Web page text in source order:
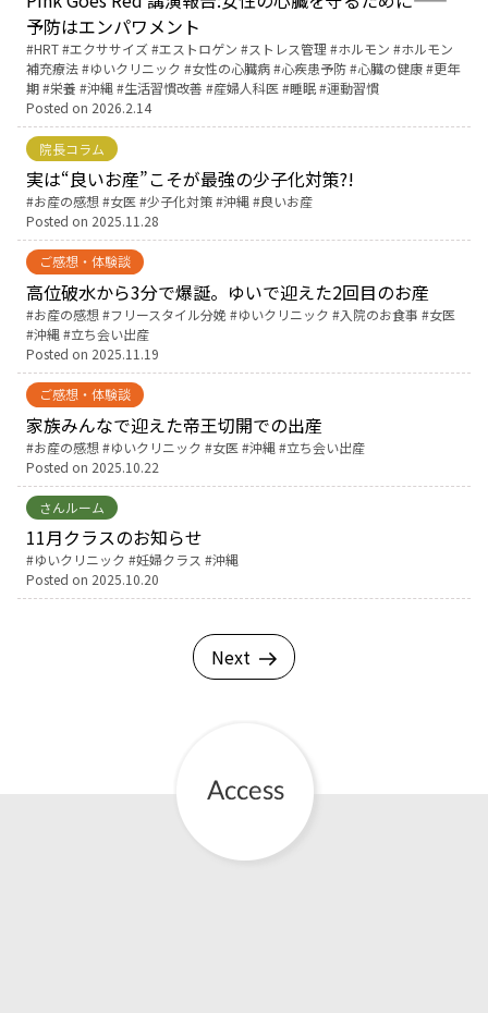
予防はエンパワメント
Tags:
HRT エクササイズ エストロゲン ストレス管理 ホルモン
ホルモン
補充療法
ゆいクリニック 女性の心臓病 心疾患予防 心臓の健康
更年
期
栄養 沖縄 生活習慣改善 産婦人科医 睡眠 運動習慣
Posted on 2026.2.14
院長コラム
実は“良いお産”こそが最強の少子化対策?!
Tags:
お産の感想 女医 少子化対策 沖縄
良いお産
Posted on 2025.11.28
ご感想・体験談
高位破水から3分で爆誕。ゆいで迎えた2回目のお産
Tags:
お産の感想 フリースタイル分娩 ゆいクリニック 入院のお食事
女医
沖縄
立ち会い出産
Posted on 2025.11.19
ご感想・体験談
家族みんなで迎えた帝王切開での出産
Tags:
お産の感想 ゆいクリニック 女医 沖縄
立ち会い出産
Posted on 2025.10.22
さんルーム
11月クラスのお知らせ
Tags:
ゆいクリニック 妊婦クラス
沖縄
Posted on 2025.10.20
Next